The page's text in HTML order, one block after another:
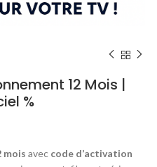
12 Mois |
%
mois avec code d’activation